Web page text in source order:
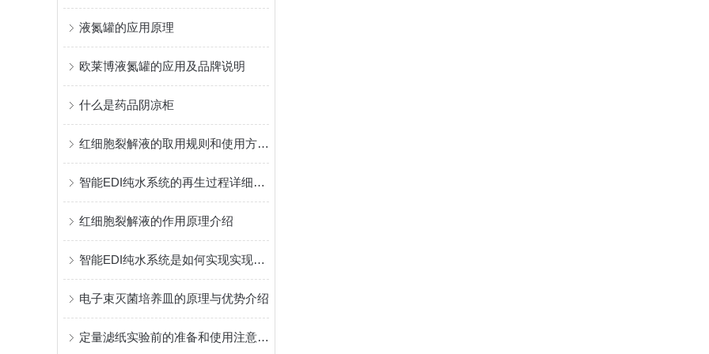
液氮罐的应用原理
欧莱博液氮罐的应用及品牌说明
什么是药品阴凉柜
红细胞裂解液的取用规则和使用方法说明
智能EDI纯水系统的再生过程详细介绍
红细胞裂解液的作用原理介绍
智能EDI纯水系统是如何实现实现水的深度净化的？
电子束灭菌培养皿的原理与优势介绍
定量滤纸实验前的准备和使用注意事项